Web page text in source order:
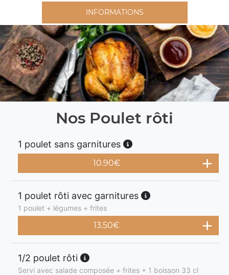
INFORMATIONS
Nos Poulet rôti
1 poulet sans garnitures
10.90€
1 poulet rôti avec garnitures
1 poulet + légumes + frites
13.50€
1/2 poulet rôti
Servi avec salade composée + frites + 1 boisson 33 cl